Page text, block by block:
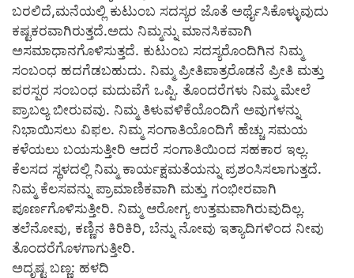
ಬರಲಿದೆ,ಮನೆಯಲ್ಲಿ ಕುಟುಂಬ ಸದಸ್ಯರ ಜೊತೆ ಅರ್ಥೈಸಿಕೊಳ್ಳುವುದು
ಕಷ್ಟಕರವಾಗಿರುತ್ತದೆ.ಅದು ನಿಮ್ಮನ್ನು ಮಾನಸಿಕವಾಗಿ
ಅಸಮಾಧಾನಗೊಳಿಸುತ್ತದೆ. ಕುಟುಂಬ ಸದಸ್ಯರೊಂದಿಗಿನ ನಿಮ್ಮ
ಸಂಬಂಧ ಹದಗೆಡಬಹುದು. ನಿಮ್ಮ ಪ್ರೀತಿಪಾತ್ರರೊಡನೆ ಪ್ರೀತಿ ಮತ್ತು
ಪರಸ್ಪರ ಸಂಬಂಧ ಮದುವೆಗೆ ಒಪ್ಪಿ. ತೊಂದರೆಗಳು ನಿಮ್ಮ ಮೇಲೆ
ಪ್ರಾಬಲ್ಯ ಬೀರುವವು. ನಿಮ್ಮ ತಿಳುವಳಿಕೆಯೊಂದಿಗೆ ಅವುಗಳನ್ನು
ನಿಭಾಯಿಸಲು ವಿಫಲ. ನಿಮ್ಮ ಸಂಗಾತಿಯೊಂದಿಗೆ ಹೆಚ್ಚು ಸಮಯ
ಕಳೆಯಲು ಬಯಸುತ್ತೀರಿ ಆದರೆ ಸಂಗಾತಿಯಿಂದ ಸಹಕಾರ ಇಲ್ಲ.
ಕೆಲಸದ ಸ್ಥಳದಲ್ಲಿ ನಿಮ್ಮ ಕಾರ್ಯಕ್ಷಮತೆಯನ್ನು ಪ್ರಶಂಸಿಸಲಾಗುತ್ತದೆ.
ನಿಮ್ಮ ಕೆಲಸವನ್ನು ಪ್ರಾಮಾಣಿಕವಾಗಿ ಮತ್ತು ಗಂಭೀರವಾಗಿ
ಪೂರ್ಣಗೊಳಿಸುತ್ತೀರಿ. ನಿಮ್ಮ ಆರೋಗ್ಯ ಉತ್ತಮವಾಗಿರುವುದಿಲ್ಲ.
ತಲೆನೋವು, ಕಣ್ಣಿನ ಕಿರಿಕಿರಿ, ಬೆನ್ನು ನೋವು ಇತ್ಯಾದಿಗಳಿಂದ ನೀವು
ತೊಂದರೆಗೊಳಗಾಗುತ್ತೀರಿ.
ಅದೃಷ್ಟ ಬಣ್ಣ: ಹಳದಿ